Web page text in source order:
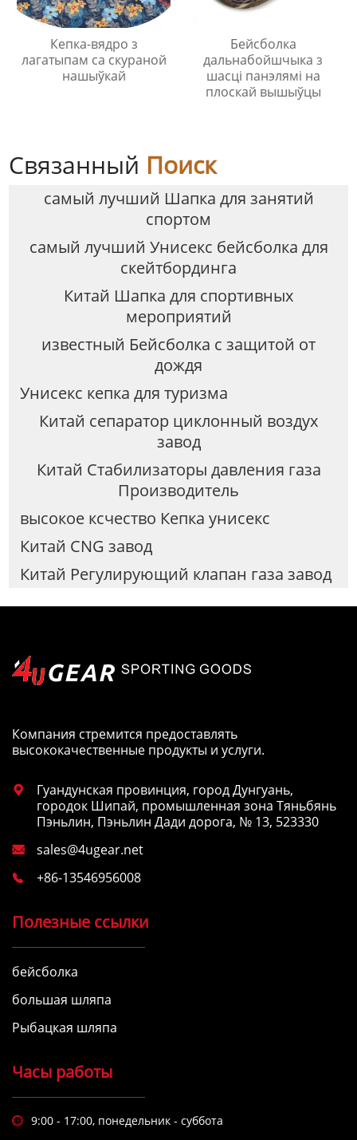
Кепка-вядро з
лагатыпам са скураной
нашыўкай
Бейсболка
дальнабойшчыка з
шасці панэлямі на
плоскай вышыўцы
Связанный Поиск
самый лучший Шапка для занятий
спортом
самый лучший Унисекс бейсболка для
скейтбординга
Китай Шапка для спортивных
мероприятий
известный Бейсболка с защитой от
дождя
Унисекс кепка для туризма
Китай сепаратор циклонный воздух
завод
Китай Стабилизаторы давления газа
Производитель
высокое ксчество Кепка унисекс
Китай CNG завод
Китай Регулирующий клапан газа завод
Компания стремится предоставлять
высококачественные продукты и услуги.

Гуандунская провинция, город Дунгуань,
городок Шипай, промышленная зона Тяньбянь
Пэньлин, Пэньлин Дади дорога, № 13, 523330
 sales@4ugear.net
 +86-13546956008
Полезные ссылки
бейсболка
большая шляпа
Рыбацкая шляпа
Часы работы
 9:00 - 17:00, понедельник - суббота